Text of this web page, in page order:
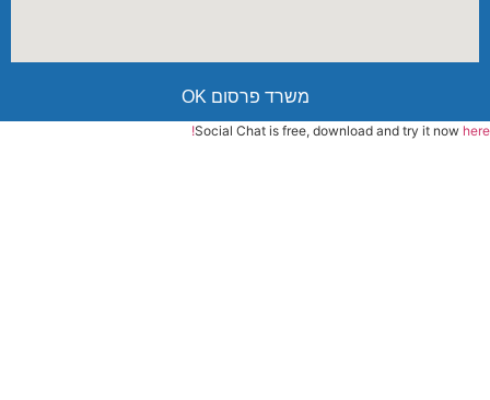
משרד פרסום OK
Social Chat is free, download and try it now here!